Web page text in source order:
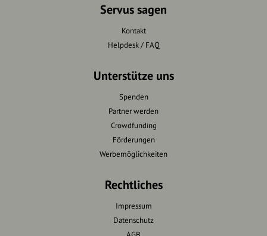
Servus sagen
Kontakt
Helpdesk / FAQ
Unterstütze uns
Spenden
Partner werden
Crowdfunding
Förderungen
Werbemöglichkeiten
Rechtliches
Impressum
Datenschutz